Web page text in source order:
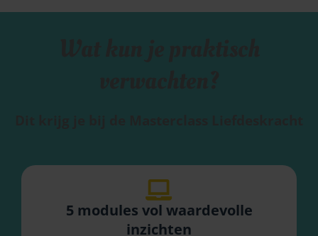
5 modules vol waardevolle
inzichten